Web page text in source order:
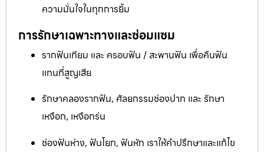
ความมั่นใจในทุกการยิ้ม
การรักษาเฉพาะทางและซ่อมแซม
รากฟันเทียม และ ครอบฟัน / สะพานฟัน เพื่อคืนฟัน
แทนที่สูญเสีย
รักษาคลองรากฟัน, ศัลยกรรมช่องปาก และ รักษา
เหงือก, เหงือกร่น
ช่องฟันห่าง, ฟันโยก, ฟันหัก เราให้คำปรึกษาและแก้ไข